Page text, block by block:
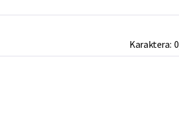
Karaktera:0